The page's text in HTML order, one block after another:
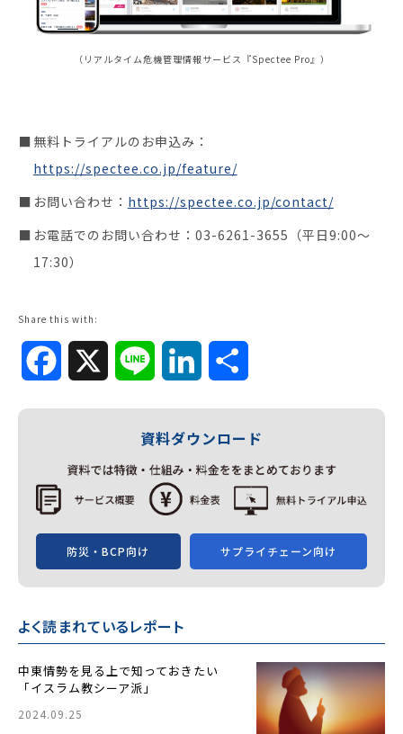
（リアルタイム危機管理情報サービス『Spectee Pro』）
無料トライアルのお申込み：
https://spectee.co.jp/feature/
お問い合わせ： https://spectee.co.jp/contact/
お電話でのお問い合わせ：03-6261-3655（平日9:00～
17:30）
Share this with:
Facebook Line LinkedIn
資料ダウンロード
防災・BCP向け サプライチェーン向け
よく読まれているレポート
中東情勢を見る上で知っておきたい
「イスラム教シーア派」
2024.09.25